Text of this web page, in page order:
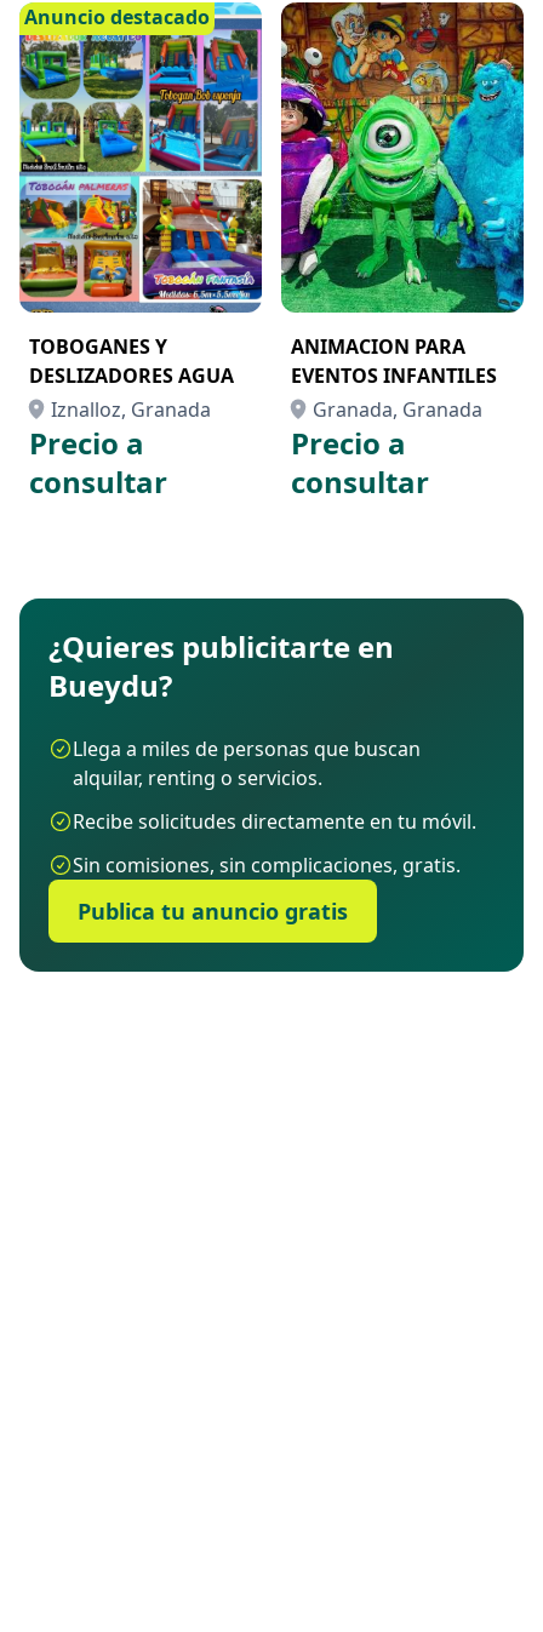
Anuncio destacado
TOBOGANES Y
DESLIZADORES AGUA
Iznalloz, Granada
Precio a
consultar
ANIMACION PARA
EVENTOS INFANTILES
Granada, Granada
Precio a
consultar
¿Quieres publicitarte en
Bueydu?
Llega a miles de personas que buscan
alquilar, renting o servicios.
Recibe solicitudes directamente en tu móvil.
Sin comisiones, sin complicaciones, gratis.
Publica tu anuncio gratis